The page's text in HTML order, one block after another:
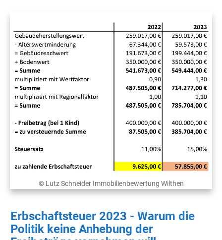
© Lutz Schneider Immobilienbewertung Wilthen
Erbschaftsteuer 2023 - Warum die
Politik keine Anhebung der